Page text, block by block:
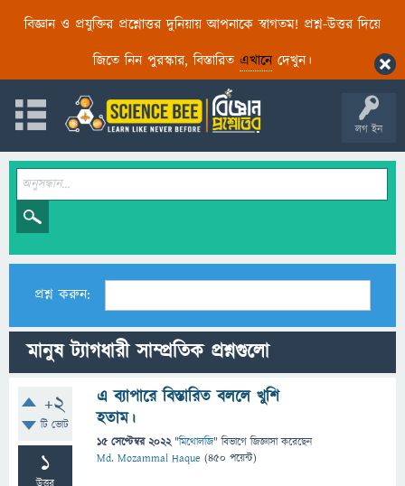
বিজ্ঞান ও প্রযুক্তির প্রশ্নোত্তর দুনিয়ায় আপনাকে স্বাগতম! প্রশ্ন-উত্তর দিয়ে
জিতে নিন পুরস্কার, বিস্তারিত এখানেদেখুন।
লগ ইন
প্রশ্ন করুন:
মানুষ ট্যাগধারী সাম্প্রতিক প্রশ্নগুলো
+2
টি ভোট
1
এ ব্যাপারে বিস্তারিত বললে খুশি
হতাম।
15 সেপ্টেম্বর 2022 "মিথোলজি" বিভাগে জিজ্ঞাসাকরেছেন
Md. Mozammal Haque (450 পয়েন্ট)